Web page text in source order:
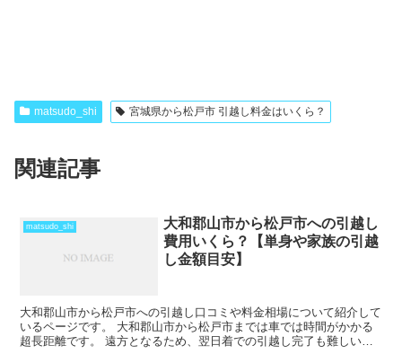
matsudo_shi 宮城県から松戸市 引越し料金はいくら？
関連記事
matsudo_shi
大和郡山市から松戸市への引越し
費用いくら？【単身や家族の引越
し金額目安】
大和郡山市から松戸市への引越し口コミや料金相場について紹介して
いるページです。 大和郡山市から松戸市までは車では時間がかかる
超長距離です。 遠方となるため、翌日着での引越し完了も難しい範